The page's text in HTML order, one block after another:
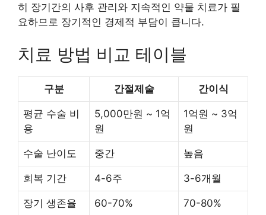
히 장기간의 사후 관리와 지속적인 약물 치료가 필
요하므로 장기적인 경제적 부담이 큽니다.
치료 방법 비교 테이블
구분 간절제술 간이식
평균 수술 비
용
5,000만원 ~ 1억
원
1억원 ~ 3억
원
수술 난이도 중간 높음
회복 기간 4-6주 3-6개월
장기 생존율 60-70% 70-80%